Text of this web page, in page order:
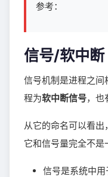
参考：
信号/软中断
信号机制是进程之
程为软中断信号，也
从它的命名可以看
它和信号量完全不是
信号是系统中用